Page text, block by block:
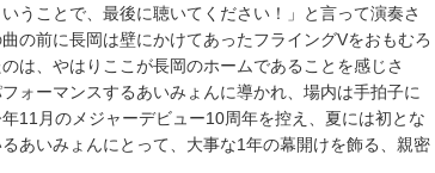
うことで、最後に聴いてください！」と言って演奏さ
の前に長岡は壁にかけてあったフライングVをおもむろ
は、やはりここが長岡のホームであることを感じさ
ォーマンスするあいみょんに導かれ、場内は手拍子に
11月のメジャーデビュー10周年を控え、夏には初とな
あいみょんにとって、大事な1年の幕開けを飾る、親密